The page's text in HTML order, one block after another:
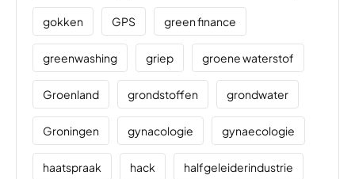
gokken GPS green finance
greenwashing griep groene waterstof
Groenland grondstoffen grondwater
Groningen gynacologie gynaecologie
haatspraak hack halfgeleiderindustrie